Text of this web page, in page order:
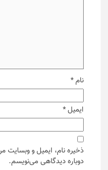
نام*
ایمیل*
ذخیره نام، ایمیل و وبسایت
دوباره دیدگاهی می‌نویسم.